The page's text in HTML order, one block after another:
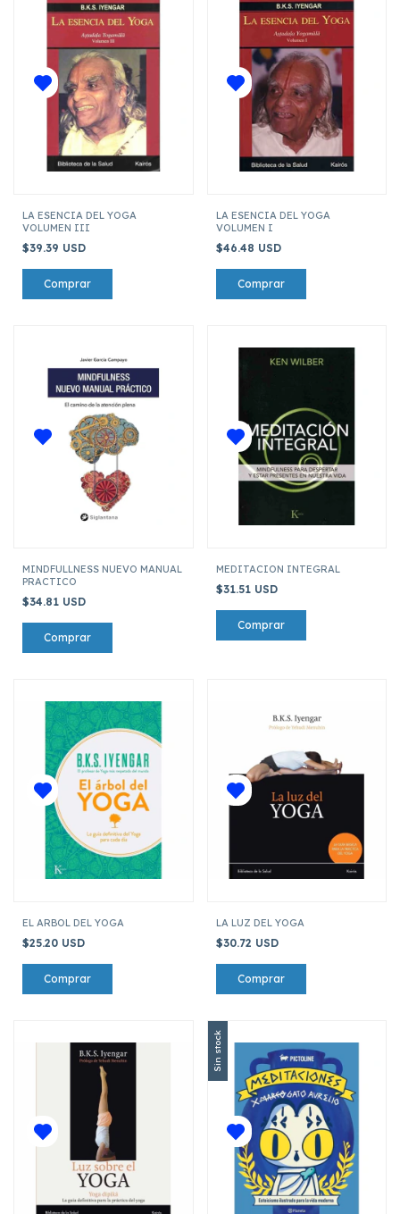
LA ESENCIA DEL YOGA
VOLUMEN III
$39.39 USD
LA ESENCIA DEL YOGA
VOLUMEN I
$46.48 USD
MINDFULLNESS NUEVO MANUAL
PRACTICO
$34.81 USD
MEDITACION INTEGRAL
$31.51 USD
EL ARBOL DEL YOGA
$25.20 USD
LA LUZ DEL YOGA
$30.72 USD
Sin stock